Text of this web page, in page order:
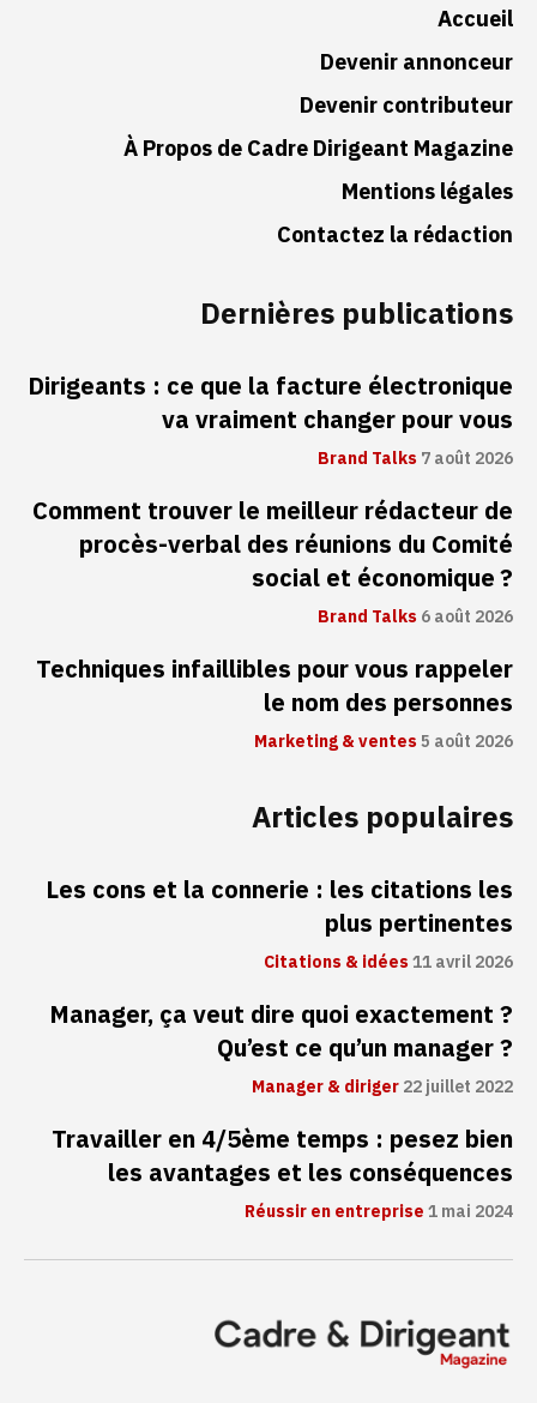
Accueil
Devenir annonceur
Devenir contributeur
À Propos de Cadre Dirigeant Magazine
Mentions légales
Contactez la rédaction
Dernières publications
Dirigeants : ce que la facture électronique
va vraiment changer pour vous
Brand Talks7 août 2026
Comment trouver le meilleur rédacteur de
procès-verbal des réunions du Comité
social et économique ?
Brand Talks6 août 2026
Techniques infaillibles pour vous rappeler
le nom des personnes
Marketing & ventes5 août 2026
Articles populaires
Les cons et la connerie : les citations les
plus pertinentes
Citations & idées11 avril 2026
Manager, ça veut dire quoi exactement ?
Qu’est ce qu’un manager ?
Manager & diriger22 juillet 2022
Travailler en 4/5ème temps : pesez bien
les avantages et les conséquences
Réussir en entreprise1 mai 2024